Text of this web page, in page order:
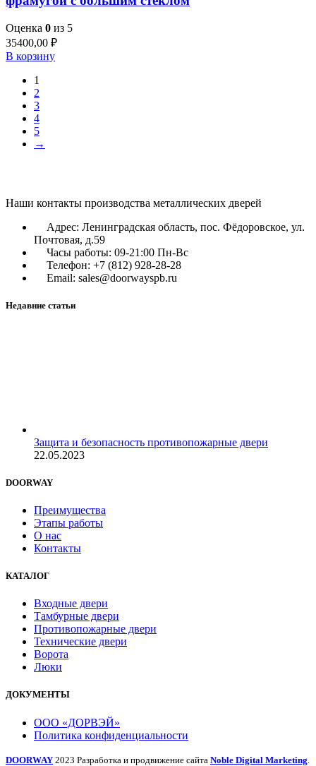
Оценка 0 из 5
35400,00 ₽
В корзину
1
2
3
4
5
→
Наши контакты производства металлических дверей
Адрес: Ленинградская область, пос. Фёдоровское, ул.
Почтовая, д.59
Часы работы: 09-21:00 Пн-Вс
Телефон: +7 (812) 928-28-28
Email: sales@doorwayspb.ru
Недавние статьи
Защита и безопасность противопожарные двери
22.05.2023
DOORWAY
Преимущества
Этапы работы
О нас
Контакты
КАТАЛОГ
Входные двери
Тамбурные двери
Противопожарные двери
Технические двери
Ворота
Люки
ДОКУМЕНТЫ
ООО «ДОРВЭЙ»
Политика конфиденциальности
DOORWAY 2023 Разработка и продвижение сайта Noble Digital Marketing